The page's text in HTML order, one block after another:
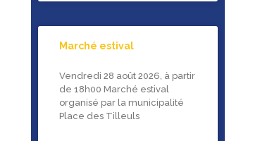
Marché estival
Vendredi 28 août 2026, à partir
de 18h00 Marché estival
organisé par la municipalité
Place des Tilleuls